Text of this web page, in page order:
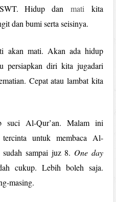
Hidup dan matikita
dan bumi serta seisinya.
akan mati. Akan ada hidup
persiapkan diri kita jugadari
Cepat atau lambat kita
suci Al-Qur’an. Malam ini
untuk membaca Al-
sampai juz 8. One day
cukup. Lebih boleh saja.
masing.